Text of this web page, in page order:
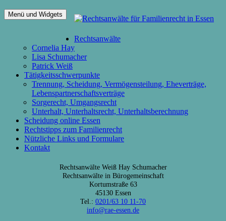
Zum
Inhalt
Kanzlei für Familienrecht in Essen Scheidungsanwältinnen
Scheidungsanwältinnen in Essen
Menü und Widgets
Rechtsanwälte
Cornelia Hay
Lisa Schumacher
Patrick Weiß
Tätigkeitsschwerpunkte
Trennung, Scheidung, Vermögensteilung, Eheverträge,
Lebenspartnerschaftsverträge
Sorgerecht, Umgangsrecht
Unterhalt, Unterhaltsrecht, Unterhaltsberechnung
Scheidung online Essen
Rechtstipps zum Familienrecht
Nützliche Links und Formulare
Kontakt
Rechtsanwälte Weiß Hay Schumacher
Rechtsanwälte in Bürogemeinschaft
Kortumstraße 63
45130 Essen
Tel.: 0201/63 10 11-70
info@rae-essen.de